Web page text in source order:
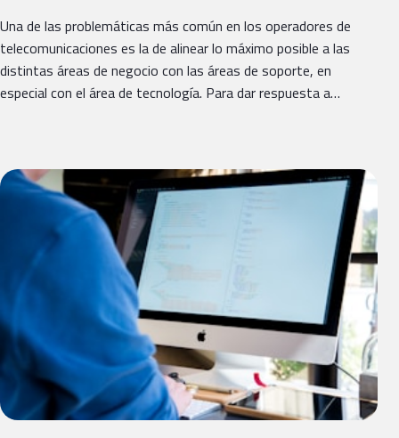
Una de las problemáticas más común en los operadores de
telecomunicaciones es la de alinear lo máximo posible a las
distintas áreas de negocio con las áreas de soporte, en
especial con el área de tecnología. Para dar respuesta a…